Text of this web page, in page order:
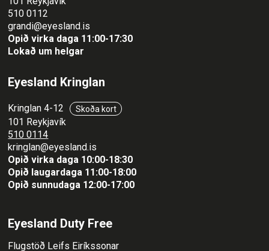
510 0112
grandi@eyesland.is
Opið virka daga 11 :00-17:30
Lokað um helgar
Eyesland Kringlan
Kringlan 4-12 Skoða kort
101 Reykjavík
510 0114
kringlan@eyesland.is
Opið virka daga 10:00-18:30
Opið laugardaga 11:00-18:00
Opið sunnudaga 12:00-17:00
Eyesland Duty Free
Flugstöð Leifs Eiríkssonar